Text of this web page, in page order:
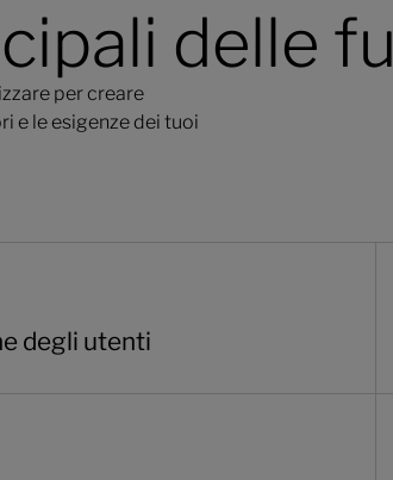
delle
per creare
e le esigenze dei tuoi
degli utenti